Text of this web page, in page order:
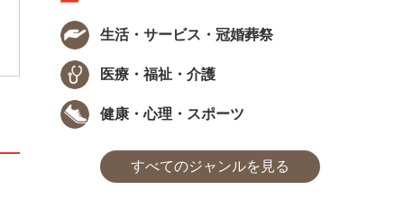
様化する食文化の中で総合的な食のコーディ
ネート力を認定する資格です。主な仕事は商
品の提案・開発や飲食店でのプロデュースな
また、食品開発や、レストランのプロデュー
ス、販促メディアなど、フードビジネスの
様々な方面で活躍できるでしょう。
生活・サービス・冠婚葬祭
医療・福祉・介護
健康・心理・スポーツ
すべてのジャンルを見る